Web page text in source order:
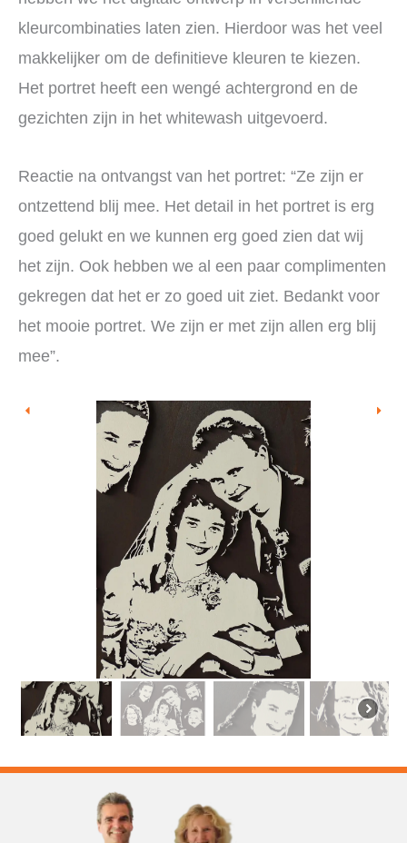
kleurcombinaties laten zien. Hierdoor was het veel
makkelijker om de definitieve kleuren te kiezen.
Het portret heeft een wengé achtergrond en de
gezichten zijn in het whitewash uitgevoerd.
Reactie na ontvangst van het portret: “Ze zijn er
ontzettend blij mee. Het detail in het portret is erg
goed gelukt en we kunnen erg goed zien dat wij
het zijn. Ook hebben we al een paar complimenten
gekregen dat het er zo goed uit ziet. Bedankt voor
het mooie portret. We zijn er met zijn allen erg blij
mee”.